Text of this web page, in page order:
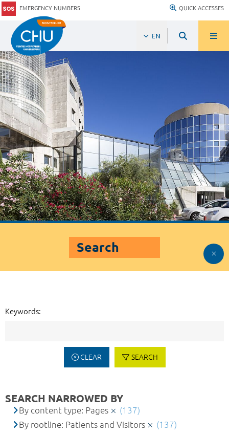
EMERGENCY NUMBERS QUICK ACCESSES
EN
Search
Keywords:
CLEAR SEARCH
SEARCH NARROWED BY
By content type: Pages
(137)
By rootline: Patients and Visitors
(137)